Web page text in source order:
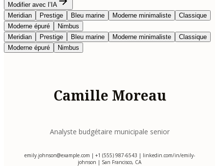
Modifier avec l’IA
Meridian
Prestige Bleu marine Moderne minimaliste
Classique
Moderne épuré
Nimbus
Meridian
Prestige Bleu marine Moderne minimaliste
Classique
Moderne épuré
Nimbus
Camille Moreau
Analyste budgétaire municipale senior
emily.johnson@example.com | +1 (555) 987-6543 | linkedin.com/in/emily-
johnson | San Francisco, CA